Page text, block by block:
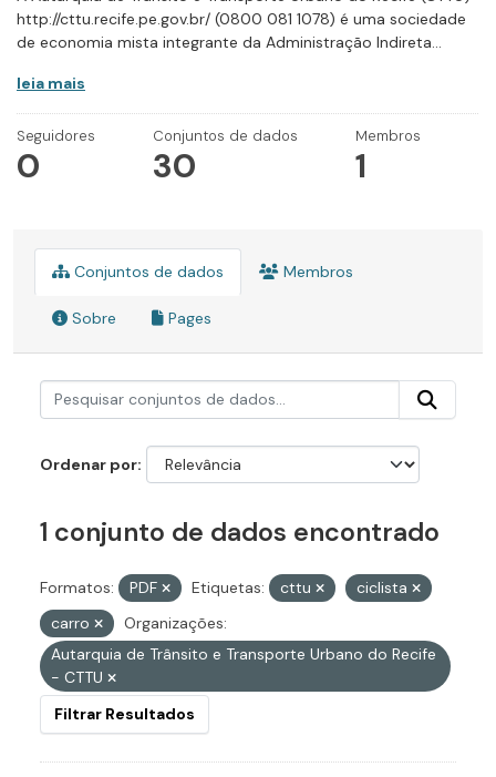
http://cttu.recife.pe.gov.br/ (0800 081 1078) é uma sociedade
de economia mista integrante da Administração Indireta...
leia mais
Seguidores
0
Conjuntos de dados
30
Membros
1
Conjuntos de dados Membros
Sobre Pages
Ordenar por
1 conjunto de dados encontrado
Formatos: PDF Etiquetas: cttu
ciclista
carro
Organizações:
Autarquia de Trânsito e Transporte Urbano do Recife
- CTTU
Filtrar Resultados